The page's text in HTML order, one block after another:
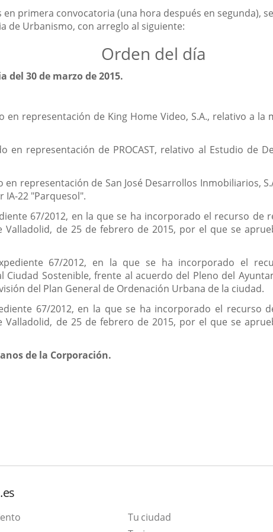
en primera convocatoria (una hora después en segunda),
de Urbanismo, con arreglo al siguiente:
Orden del día
del 30 de marzo de 2015.
en representación de King Home Video, S.A., relativo a la
en representación de PROCAST, relativo al Estudio de
en representación de San José Desarrollos Inmobiliarios,
IA-22 "Parquesol".
67/2012, en la que se ha incorporado el recurso
de 25 de febrero de 2015, por el que se
67/2012, en la que se ha incorporado el
Ciudad Sostenible, frente al acuerdo del Pleno del
del Plan General de Ordenación Urbana de la ciudad.
67/2012, en la que se ha incorporado el recurso
de 25 de febrero de 2015, por el que se
de la Corporación.
Tu ciudad